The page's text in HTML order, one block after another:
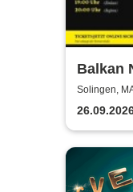
Balkan
Solingen,